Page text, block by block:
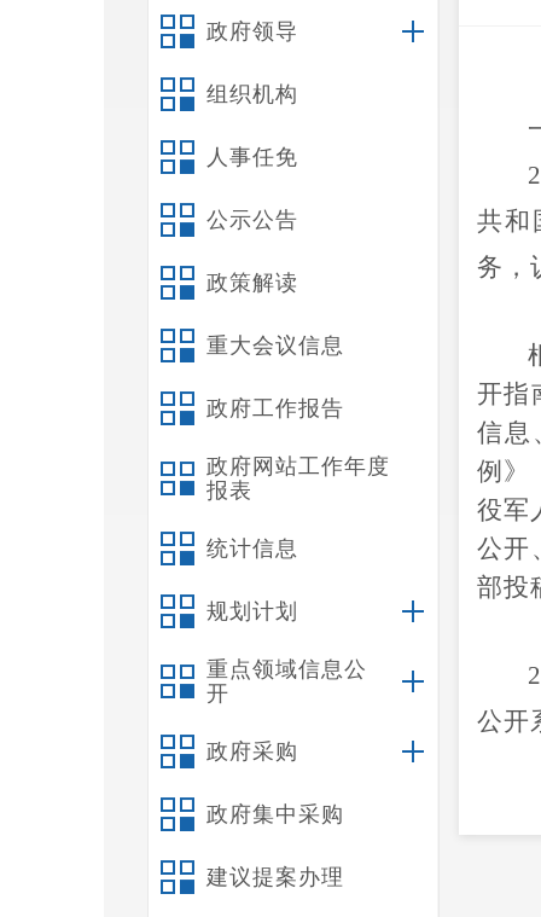
政府领导
组织机构
人事任免
公示公告
政策解读
重大会议信息
政府工作报告
政府网站工作年度
报表
统计信息
规划计划
重点领域信息公
开
政府采购
政府集中采购
建议提案办理
共和
务，
开指
信息
例》
役军
公开
部投
公开